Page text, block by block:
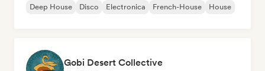
Deep House
Disco Electronica French-House House
Gobi Desert Collective